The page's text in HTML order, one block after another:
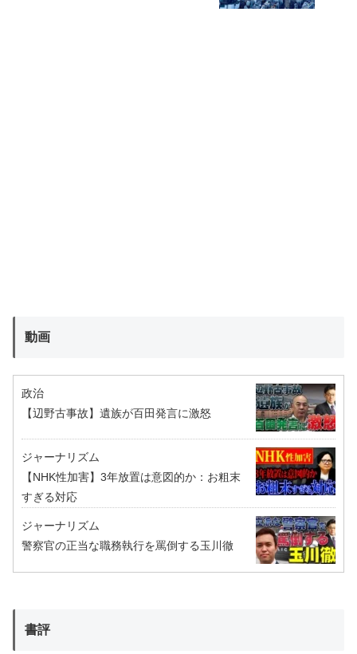
動画
政治
【辺野古事故】遺族が百田発言に激怒
ジャーナリズム
【NHK性加害】3年放置は意図的か：お粗末
すぎる対応
ジャーナリズム
警察官の正当な職務執行を罵倒する玉川徹
書評